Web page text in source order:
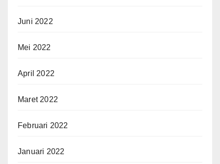
Juni 2022
Mei 2022
April 2022
Maret 2022
Februari 2022
Januari 2022